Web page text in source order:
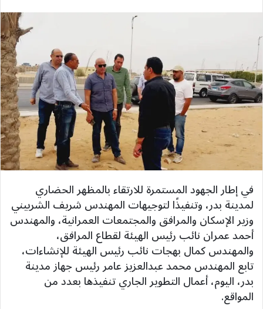
في إطار الجهود المستمرة للارتقاء بالمظهر الحضاري
لمدينة بدر، وتنفيذًا لتوجيهات المهندس شريف الشربيني
وزير الإسكان والمرافق والمجتمعات العمرانية، والمهندس
أحمد عمران نائب رئيس الهيئة لقطاع المرافق،
والمهندس كمال بهجات نائب رئيس الهيئة للإنشاءات،
تابع المهندس محمد عبدالعزيز عامر رئيس جهاز مدينة
بدر، اليوم، أعمال التطوير الجاري تنفيذها بعدد من
المواقع.